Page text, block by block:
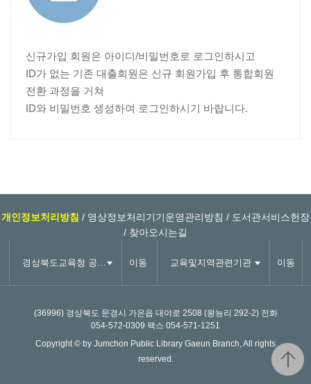
신규가입 회원은 아이디/비밀번호로 로그인하시고
ID가 없는 기존 대출회원은 신규 회원가입 후 통합회원
전환 과정을 거쳐
ID와 비밀번호 생성하여 로그인하시기 바랍니다.
개인정보처리방침 / 영상정보처리기기운영관리방침 / 도서관서비스헌장
/ 찾아오시는길
경상북도교육청 공공도서관 이동 교육및지역관련기관 이동
(36996) 경상북도 문경시 가은읍 대야로 2508 (왕능리 292-2) 전화
054-572-0309 팩스 054-571-1251
Copyright © by Jumchon Public Library Gaeun Branch, All rights
reserved.